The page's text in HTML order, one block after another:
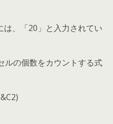
は、「20」と入力されてい
ルの個数をカウントする式